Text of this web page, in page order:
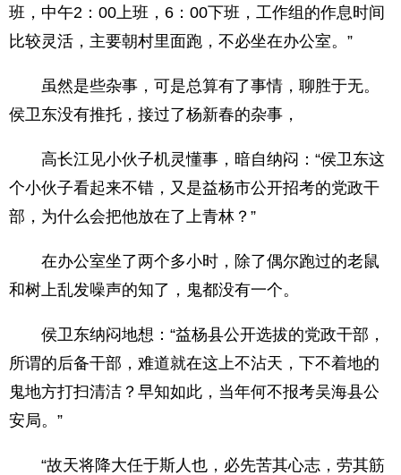
班，中午2：00上班，6：00下班，工作组的作息时间
比较灵活，主要朝村里面跑，不必坐在办公室。”
虽然是些杂事，可是总算有了事情，聊胜于无。
侯卫东没有推托，接过了杨新春的杂事，
高长江见小伙子机灵懂事，暗自纳闷：“侯卫东这
个小伙子看起来不错，又是益杨市公开招考的党政干
部，为什么会把他放在了上青林？”
在办公室坐了两个多小时，除了偶尔跑过的老鼠
和树上乱发噪声的知了，鬼都没有一个。
侯卫东纳闷地想：“益杨县公开选拔的党政干部，
所谓的后备干部，难道就在这上不沾天，下不着地的
鬼地方打扫清洁？早知如此，当年何不报考吴海县公
安局。”
“故天将降大任于斯人也，必先苦其心志，劳其筋